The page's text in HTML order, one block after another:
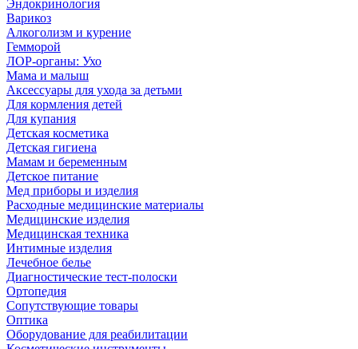
Эндокринология
Варикоз
Алкоголизм и курение
Гемморой
ЛОР-органы: Ухо
Мама и малыш
Аксессуары для ухода за детьми
Для кормления детей
Для купания
Детская косметика
Детская гигиена
Мамам и беременным
Детское питание
Мед приборы и изделия
Расходные медицинские материалы
Медицинские изделия
Медицинская техника
Интимные изделия
Лечебное белье
Диагностические тест-полоски
Ортопедия
Сопутствующие товары
Оптика
Оборудование для реабилитации